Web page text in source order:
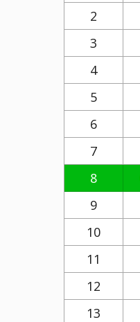
2
3
4
5
6
7
8
9
10
11
12
13